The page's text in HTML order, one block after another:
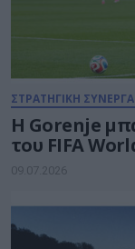
ΣΤΡΑΤΗΓΙΚΗ
Η Gorenje
του FIFA
09.07.2026